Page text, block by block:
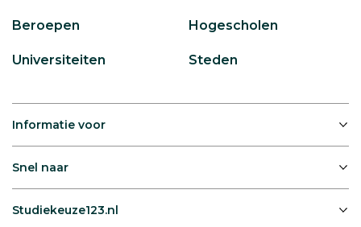
Beroepen Hogescholen
Universiteiten Steden
Informatie voor
Snel naar
Studiekeuze123.nl